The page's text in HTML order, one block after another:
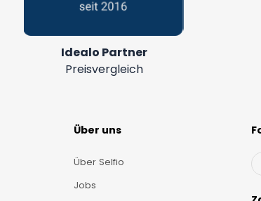
Idealo Partner
Preisvergleich
Über uns
Über Selfio
Jobs